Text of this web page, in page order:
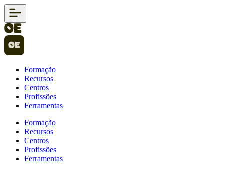
Formação
Recursos
Centros
Profissões
Ferramentas
Formação
Recursos
Centros
Profissões
Ferramentas